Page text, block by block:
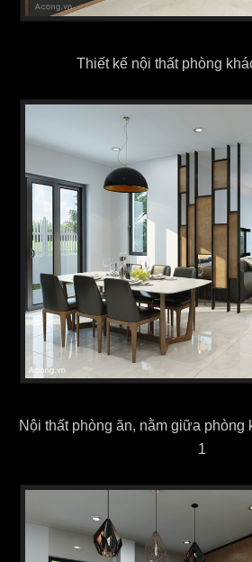
Thiết kế nội thất phòng
Nội thất phòng ăn, nằm giữa phòng
1